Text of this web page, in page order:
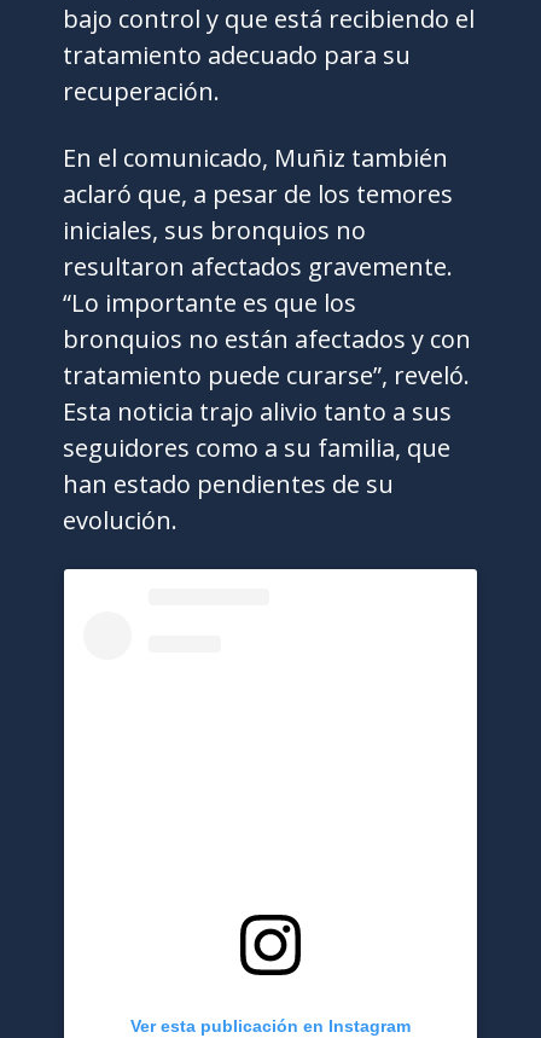
bajo control y que está recibiendo el
tratamiento adecuado para su
recuperación.
En el comunicado, Muñiz también
aclaró que, a pesar de los temores
iniciales, sus bronquios no
resultaron afectados gravemente.
“Lo importante es que los
bronquios no están afectados y con
tratamiento puede curarse”, reveló.
Esta noticia trajo alivio tanto a sus
seguidores como a su familia, que
han estado pendientes de su
evolución.
Ver esta publicación en Instagram